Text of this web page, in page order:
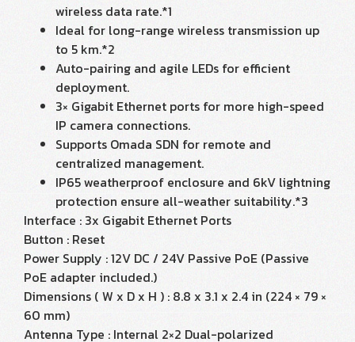
wireless data rate.*1
Ideal for long-range wireless transmission up
to 5 km.*2
Auto-pairing and agile LEDs for efficient
deployment.
3× Gigabit Ethernet ports for more high-speed
IP camera connections.
Supports Omada SDN for remote and
centralized management.
IP65 weatherproof enclosure and 6kV lightning
protection ensure all-weather suitability.*3
Interface : 3x Gigabit Ethernet Ports
Button : Reset
Power Supply : 12V DC / 24V Passive PoE (Passive
PoE adapter included.)
Dimensions ( W x D x H ) : 8.8 x 3.1 x 2.4 in (224 × 79 ×
60 mm)
Antenna Type : Internal 2×2 Dual-polarized